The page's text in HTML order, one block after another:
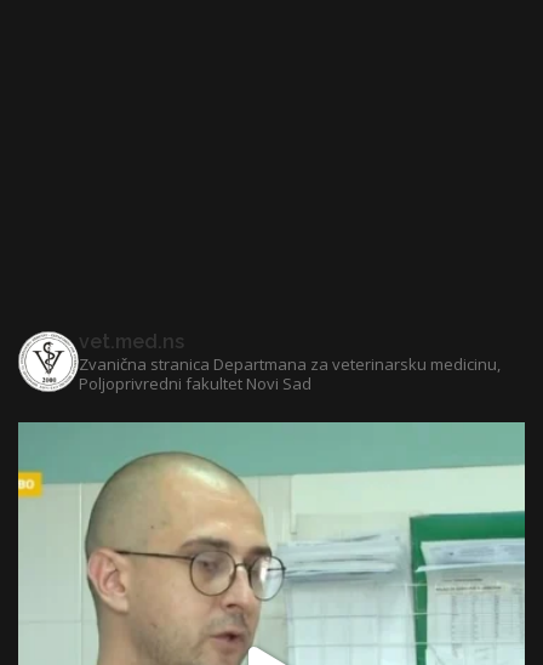
vet.med.ns
Zvanična stranica Departmana za veterinarsku medicinu,
Poljoprivredni fakultet Novi Sad